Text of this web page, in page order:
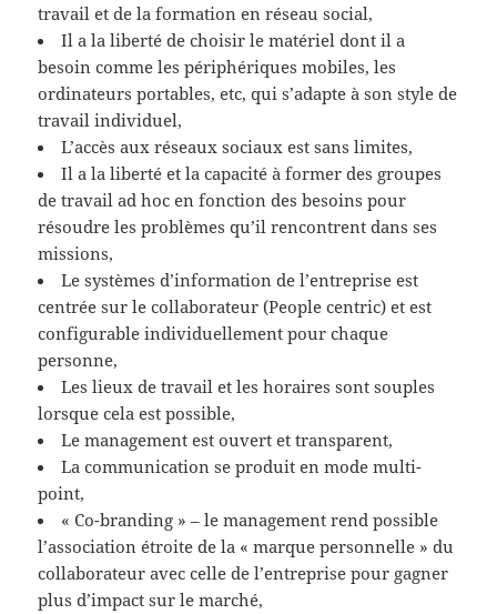
travail et de la formation en réseau social,
Il a la liberté de choisir le matériel dont il a
besoin comme les périphériques mobiles, les
ordinateurs portables, etc, qui s’adapte à son style de
travail individuel,
L’accès aux réseaux sociaux est sans limites,
Il a la liberté et la capacité à former des groupes
de travail ad hoc en fonction des besoins pour
résoudre les problèmes qu’il rencontrent dans ses
missions,
Le systèmes d’information de l’entreprise est
centrée sur le collaborateur (People centric) et est
configurable individuellement pour chaque
personne,
Les lieux de travail et les horaires sont souples
lorsque cela est possible,
Le management est ouvert et transparent,
La communication se produit en mode multi-
point,
« Co-branding » – le management rend possible
l’association étroite de la « marque personnelle » du
collaborateur avec celle de l’entreprise pour gagner
plus d’impact sur le marché,